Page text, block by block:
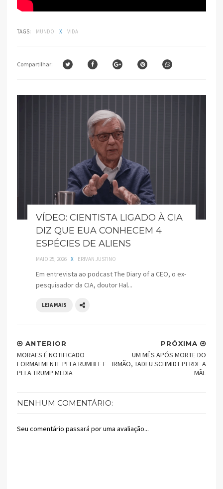
TAGS: MUNDO X VIDA
Compartilhar:
VÍDEO: CIENTISTA LIGADO À CIA
DIZ QUE EUA CONHECEM 4
ESPÉCIES DE ALIENS
MAIO 25, 2026 X ERIVAN JUSTINO
Em entrevista ao podcast The Diary of a CEO, o ex-
pesquisador da CIA, doutor Hal...
LEIA MAIS
PRÓXIMA
UM MÊS APÓS MORTE DO
IRMÃO, TADEU SCHMIDT PERDE A
MÃE
ANTERIOR
MORAES É NOTIFICADO
FORMALMENTE PELA RUMBLE E
PELA TRUMP MEDIA
NENHUM COMENTÁRIO:
Seu comentário passará por uma avaliação...